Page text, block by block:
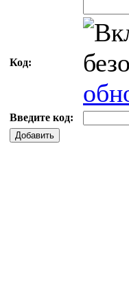
Код:
Введите код:
Добавить